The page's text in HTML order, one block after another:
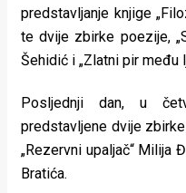
Aktivizam
Aktuelnosti
About
Urban
predstavljanje knjige
te dvije zbirke poezije,
Šehidić i „Zlatni pir među
Posljednji dan, u
predstavljene dvije
„Rezervni upaljač“ Milija
Bratića.